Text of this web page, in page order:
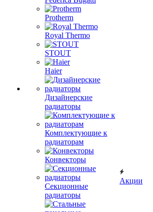
Protherm
Royal Thermo
STOUT
Haier
Дизайнерские
радиаторы
Комплектующие к
радиаторам
Конвекторы
Секционные
радиаторы
Акции